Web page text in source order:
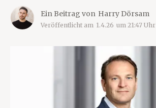
Ein Beitrag von Harry Dörsam
Veröffentlicht am 1.4.26 um 21:47 Uhr